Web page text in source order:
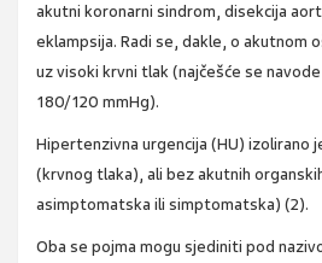
akutni koronarni sindrom, disekcija
eklampsija. Radi se, dakle, o akutnom
uz visoki krvni tlak (najčešće se
180/120 mmHg).
Hipertenzivna urgencija (HU) izolirano
(krvnog tlaka), ali bez akutnih
asimptomatska ili simptomatska) (2).
Oba se pojma mogu sjediniti pod